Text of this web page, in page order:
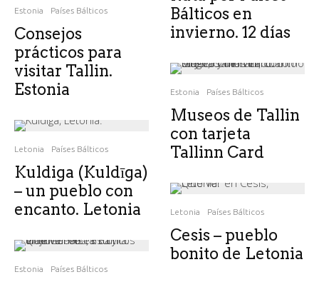
Estonia Países Bálticos
Consejos
prácticos para
visitar Tallin.
Estonia
Letonia Países Bálticos
Kuldiga (Kuldīga)
– un pueblo con
encanto. Letonia
Estonia Países Bálticos
Bálticos en
invierno. 12 días
Estonia Países Bálticos
Museos de Tallin
con tarjeta
Tallinn Card
Letonia Países Bálticos
Cesis – pueblo
bonito de Letonia